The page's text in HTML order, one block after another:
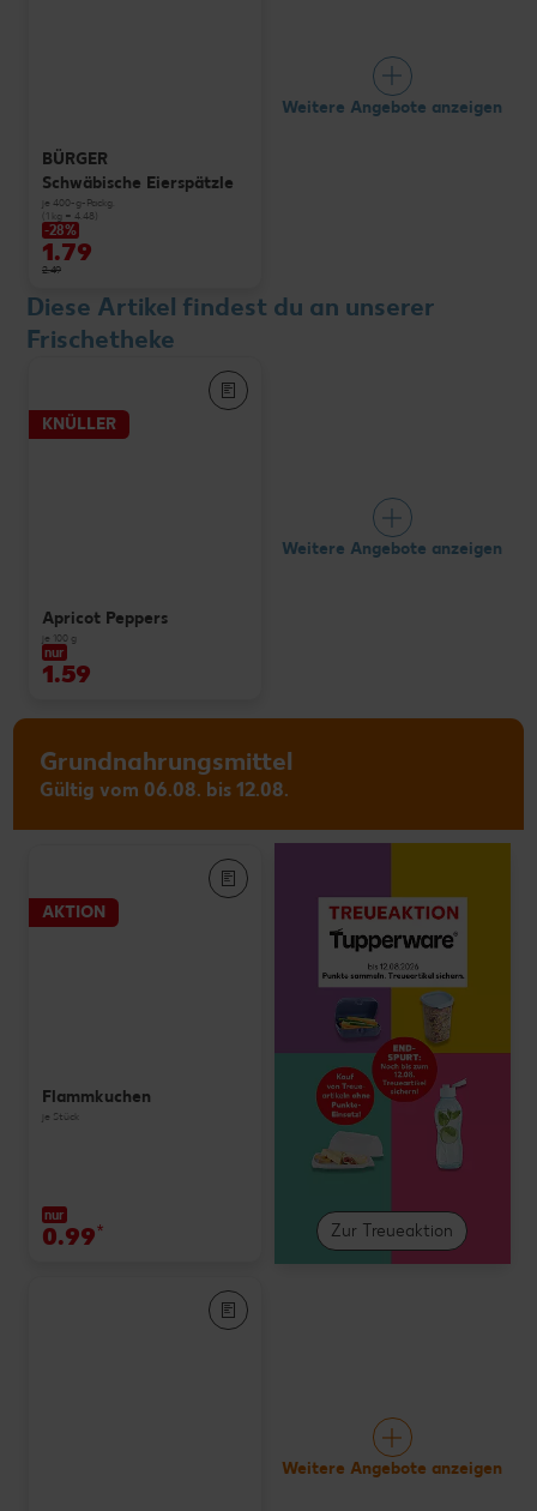
BÜRGER
Schwäbische Eierspätzle
je 400-g-Packg.
(1 kg = 4.48)
-28%
1.79
2.49
Weitere Angebote anzeigen
Diese Artikel findest du an unserer
Frischetheke
KNÜLLER
Apricot Peppers
je 100 g
nur
1.59
Weitere Angebote anzeigen
Grundnahrungsmittel
Gültig vom 06.08. bis 12.08.
Zur Treueaktion
AKTION
Flammkuchen
je Stück
nur
0.99*
Weitere Angebote anzeigen